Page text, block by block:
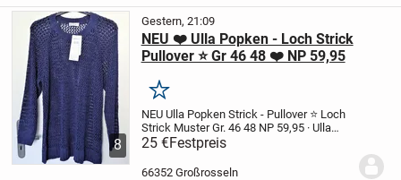
8
Gestern, 21:09
NEU ❤️ Ulla Popken - Loch Strick
Pullover ⭐ Gr 46 48 ❤️ NP 59,95
Merken
NEU Ulla Popken Strick - Pullover⭐ Loch
Strick Muster Gr. 46 48NP 59,95 · Ulla
Popken Pullover Loch-Strick
· Lochmuster
· Raglan-Ärmel· Bündchen
25 €Festpreis
66352 Großrosseln